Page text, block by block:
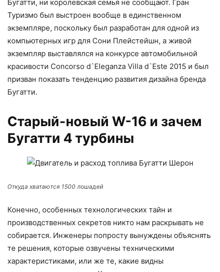
Бугатти, ни королевская семья не сообщают. Гран
Туризмо был выстроен вообще в единственном
экземпляре, поскольку был разработан для одной из
компьютерных игр для Сони Плейстейшн, а живой
экземпляр выставлялся на конкурсе автомобильной
красивости Concоrso d`Eleganza Villa d`Estе 2015 и был
призван показать тенденцию развития дизайна бренда
Бугатти.
Старый-новый W-16 и зачем
Бугатти 4 турбины
Откуда хватаются 1500 лошадей
Конечно, особенных технологических тайн и
производственных секретов никто нам раскрывать не
собирается. Инженеры попросту вынуждены объяснять
те решения, которые озвучены техническими
характеристиками, или же те, какие видны